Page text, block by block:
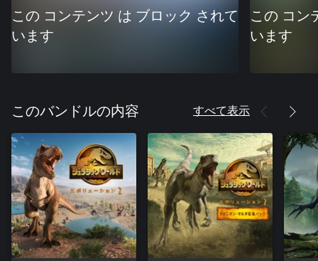
この コンテンツ は ブロック されて
います
この コン
います
このバンドルの内容 すべて表示